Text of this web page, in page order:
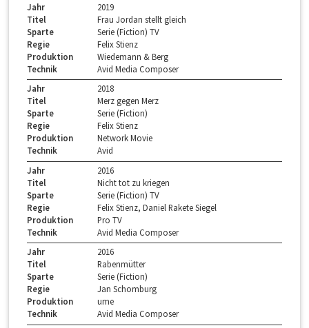
Jahr
2019
Titel
Frau Jordan stellt gleich
Sparte
Serie (Fiction) TV
Regie
Felix Stienz
Produktion
Wiedemann & Berg
Technik
Avid Media Composer
Jahr
2018
Titel
Merz gegen Merz
Sparte
Serie (Fiction)
Regie
Felix Stienz
Produktion
Network Movie
Technik
Avid
Jahr
2016
Titel
Nicht tot zu kriegen
Sparte
Serie (Fiction) TV
Regie
Felix Stienz, Daniel Rakete Siegel
Produktion
Pro TV
Technik
Avid Media Composer
Jahr
2016
Titel
Rabenmütter
Sparte
Serie (Fiction)
Regie
Jan Schomburg
Produktion
ume
Technik
Avid Media Composer